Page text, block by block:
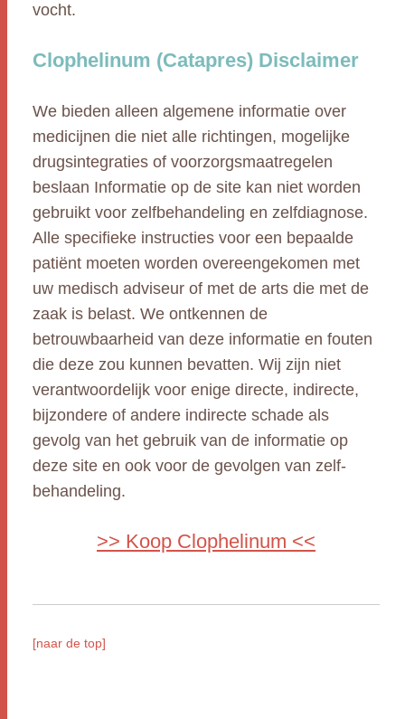
vocht.
Clophelinum (Catapres) Disclaimer
We bieden alleen algemene informatie over
medicijnen die niet alle richtingen, mogelijke
drugsintegraties of voorzorgsmaatregelen
beslaan Informatie op de site kan niet worden
gebruikt voor zelfbehandeling en zelfdiagnose.
Alle specifieke instructies voor een bepaalde
patiënt moeten worden overeengekomen met
uw medisch adviseur of met de arts die met de
zaak is belast. We ontkennen de
betrouwbaarheid van deze informatie en fouten
die deze zou kunnen bevatten. Wij zijn niet
verantwoordelijk voor enige directe, indirecte,
bijzondere of andere indirecte schade als
gevolg van het gebruik van de informatie op
deze site en ook voor de gevolgen van zelf-
behandeling.
>> Koop Clophelinum <<
[naar de top]